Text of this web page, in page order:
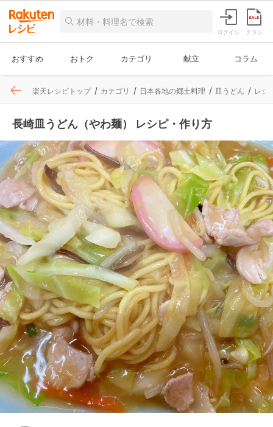
ログイン チラシ
おすすめ おトク カテゴリ 献立 コラム
楽天レシピトップ カテゴリ 日本各地の郷土料理 皿うどん レシ
長崎皿うどん（やわ麺） レシピ・作り方